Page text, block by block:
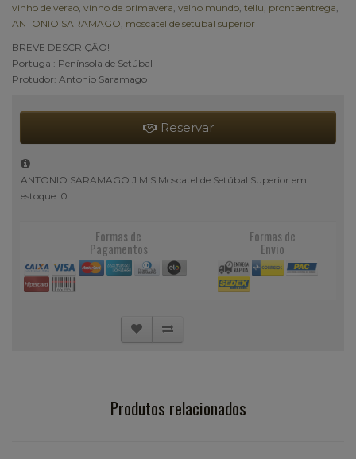
vinho de verao vinho de primavera velho mundo tellu prontaentrega
ANTONIO SARAMAGO moscatel de setubal superior
BREVE DESCRIÇÃO!
Portugal: Penínsola de Setúbal
Protudor: Antonio Saramago
Reservar
ANTONIO SARAMAGO J.M.S Moscatel de Setúbal Superior em
estoque: 0
Formas de
Pagamentos
Formas de
Envio
Produtos relacionados